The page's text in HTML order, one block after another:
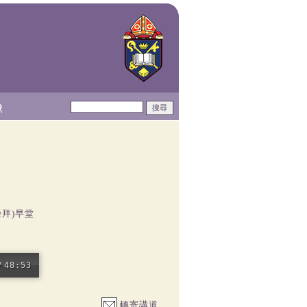
)早堂
48:53
轉寄講道